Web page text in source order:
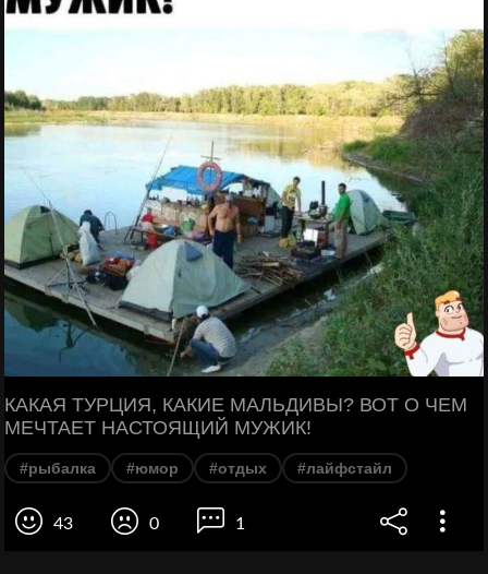
КАКАЯ ТУРЦИЯ, КАКИЕ МАЛЬДИВЫ? ВОТ О ЧЕМ
МЕЧТАЕТ НАСТОЯЩИЙ МУЖИК!
#рыбалка #юмор #отдых #лайфстайл
43 0 1